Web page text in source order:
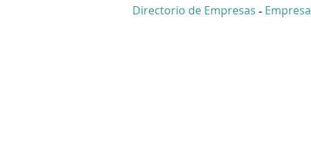
Directorio de Empresas -